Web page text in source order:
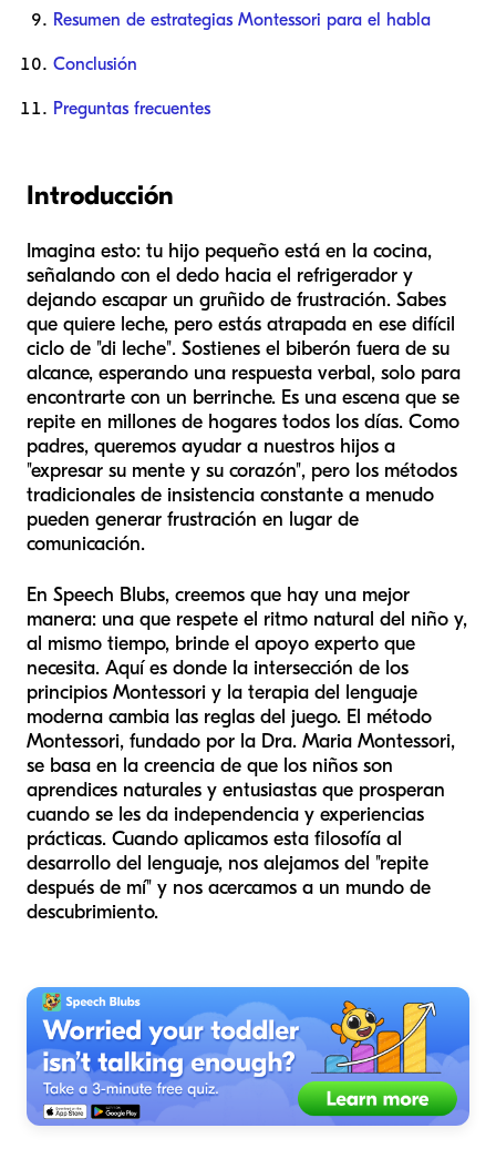
Resumen de estrategias Montessori para el habla
Conclusión
Preguntas frecuentes
Introducción
Imagina esto: tu hijo pequeño está en la cocina,
señalando con el dedo hacia el refrigerador y
dejando escapar un gruñido de frustración. Sabes
que quiere leche, pero estás atrapada en ese difícil
ciclo de "di leche". Sostienes el biberón fuera de su
alcance, esperando una respuesta verbal, solo para
encontrarte con un berrinche. Es una escena que se
repite en millones de hogares todos los días. Como
padres, queremos ayudar a nuestros hijos a
"expresar su mente y su corazón", pero los métodos
tradicionales de insistencia constante a menudo
pueden generar frustración en lugar de
comunicación.
En Speech Blubs, creemos que hay una mejor
manera: una que respete el ritmo natural del niño y,
al mismo tiempo, brinde el apoyo experto que
necesita. Aquí es donde la intersección de los
principios Montessori y la terapia del lenguaje
moderna cambia las reglas del juego. El método
Montessori, fundado por la Dra. Maria Montessori,
se basa en la creencia de que los niños son
aprendices naturales y entusiastas que prosperan
cuando se les da independencia y experiencias
prácticas. Cuando aplicamos esta filosofía al
desarrollo del lenguaje, nos alejamos del "repite
después de mí" y nos acercamos a un mundo de
descubrimiento.